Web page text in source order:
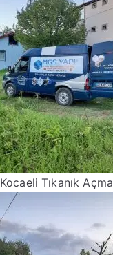
Kocaeli Tıkanık Açma